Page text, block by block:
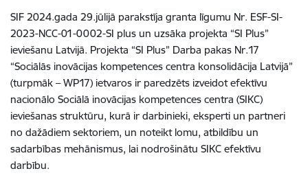
SIF 2024.gada 29.jūlijā parakstīja granta līgumu Nr. ESF-SI-
2023-NCC-01-0002-SI plus un uzsāka projekta “SI Plus”
ieviešanu Latvijā. Projekta “SI Plus” Darba pakas Nr.17
“Sociālās inovācijas kompetences centra konsolidācija Latvijā”
(turpmāk – WP17) ietvaros ir paredzēts izveidot efektīvu
nacionālo Sociālā inovācijas kompetences centra (SIKC)
ieviešanas struktūru, kurā ir darbinieki, eksperti un partneri
no dažādiem sektoriem, un noteikt lomu, atbildību un
sadarbības mehānismus, lai nodrošinātu SIKC efektīvu
darbību.